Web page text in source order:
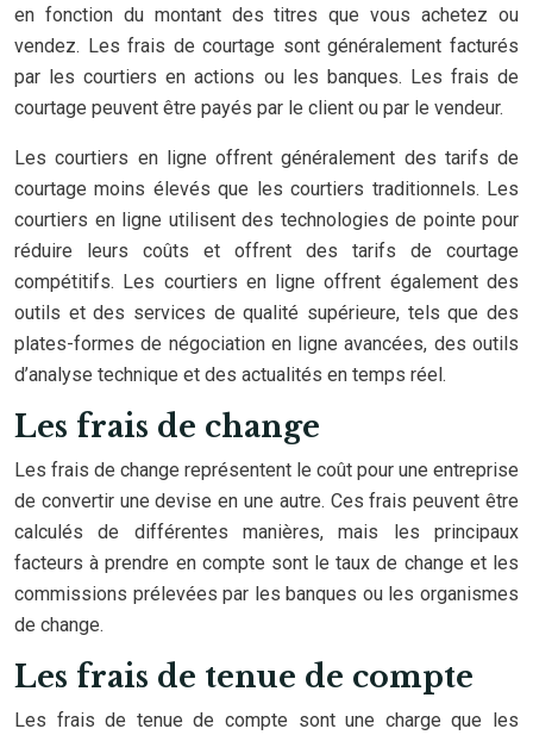
en fonction du montant des titres que vous achetez ou
vendez. Les frais de courtage sont généralement facturés
par les courtiers en actions ou les banques. Les frais de
courtage peuvent être payés par le client ou par le vendeur.
Les courtiers en ligne offrent généralement des tarifs de
courtage moins élevés que les courtiers traditionnels. Les
courtiers en ligne utilisent des technologies de pointe pour
réduire leurs coûts et offrent des tarifs de courtage
compétitifs. Les courtiers en ligne offrent également des
outils et des services de qualité supérieure, tels que des
plates-formes de négociation en ligne avancées, des outils
d’analyse technique et des actualités en temps réel.
Les frais de change
Les frais de change représentent le coût pour une entreprise
de convertir une devise en une autre. Ces frais peuvent être
calculés de différentes manières, mais les principaux
facteurs à prendre en compte sont le taux de change et les
commissions prélevées par les banques ou les organismes
de change.
Les frais de tenue de compte
Les frais de tenue de compte sont une charge que les